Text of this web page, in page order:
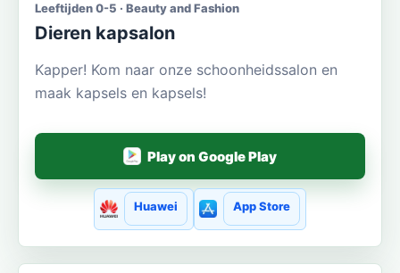
Leeftijden 0-5 · Beauty and Fashion
Dieren kapsalon
Kapper! Kom naar onze schoonheidssalon en
maak kapsels en kapsels!
Play on Google Play
Huawei App Store